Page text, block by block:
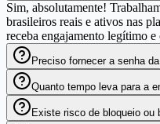
Sim, absolutamente!
brasileiros reais e ativos nas
receba engajamento legítimo e
Preciso fornecer a senha
Quanto tempo leva para a
Existe risco de bloqueio ou